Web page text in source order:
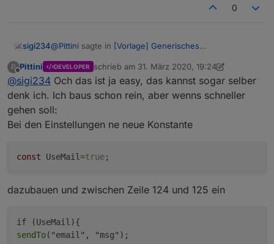
0
sigi234@Pittini sagte in [Vorlage] Generisches
Gerne, wenn Du mir sagst welche Infos in
welcher Form benötigt werden, ich hab und nutze
das nicht, da bin ich genauso wie mit dem Alexa-
ein Blockly oder Skript das Dir nen Testtext
on({id: "hm-rpc.0.OEQ0926852.1.STATE",
  var value = obj.state.val;
sendTo("email", "Badfenster wurde
  {
  }
P
Offline
Pittini DEVELOPER schrieb am 31. März 2020, 19:24
zuletzt editiert von Pittini
@sigi234 Och das ist ja easy, das kannst sogar selber
denk ich. Ich baus schon rein, aber wenns schneller
gehen soll:
Bei den Einstellungen ne neue Konstante
const UseMail=true
dazubauen und zwischen Zeile 124 und 125 ein
sendTo("email", "msg");